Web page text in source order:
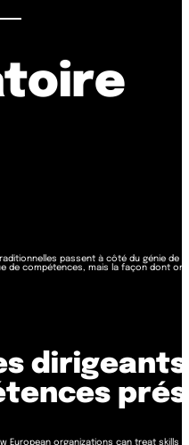
passent à côté du génie de
de compétences, mais la façon dont
European organizations can treat skills